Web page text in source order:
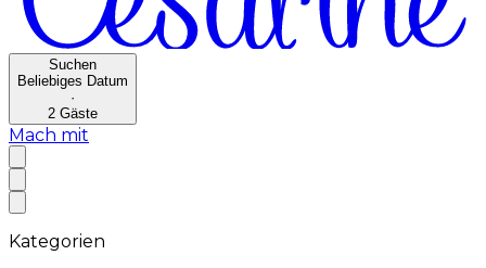
Suchen
Beliebiges Datum
·
2 Gäste
Mach mit
Kategorien